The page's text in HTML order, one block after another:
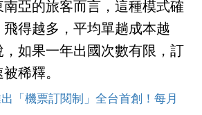
南亞的旅客而言，這種模式確
得越多，平均單趟成本越
如果一年出國次數有限，訂
稀釋。
「機票訂閱制」全台首創！每月